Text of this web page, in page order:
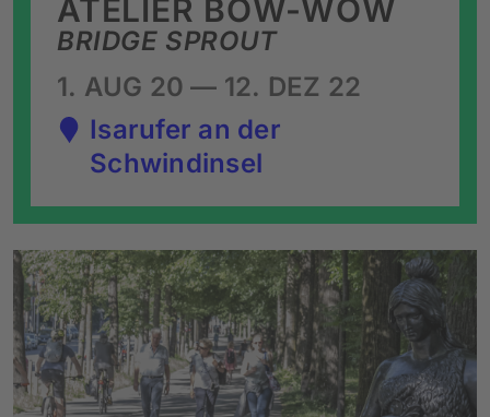
BRIDGE SPROUT
ATELIER BOW-WOW
1. AUG 20 — 12. DEZ 22
Isarufer an der
Schwindinsel